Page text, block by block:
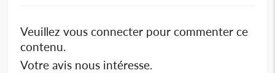
Veuillez vous connecter pour commenter ce
contenu.
Votre avis nous intéresse.